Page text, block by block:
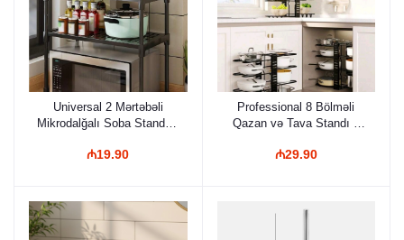
Universal 2 Mərtəbəli
Mikrodalğalı Soba Standı –
Təşkilatçı Rəf
₼19.90
Professional 8 Bölməli
Qazan və Tava Standı –
Həcmli Mətbəx Organizeri
₼29.90